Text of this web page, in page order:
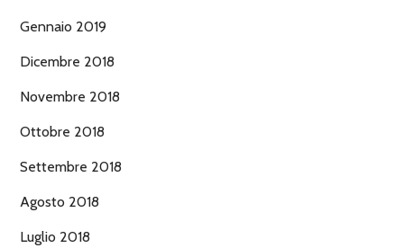
Gennaio 2019
Dicembre 2018
Novembre 2018
Ottobre 2018
Settembre 2018
Agosto 2018
Luglio 2018